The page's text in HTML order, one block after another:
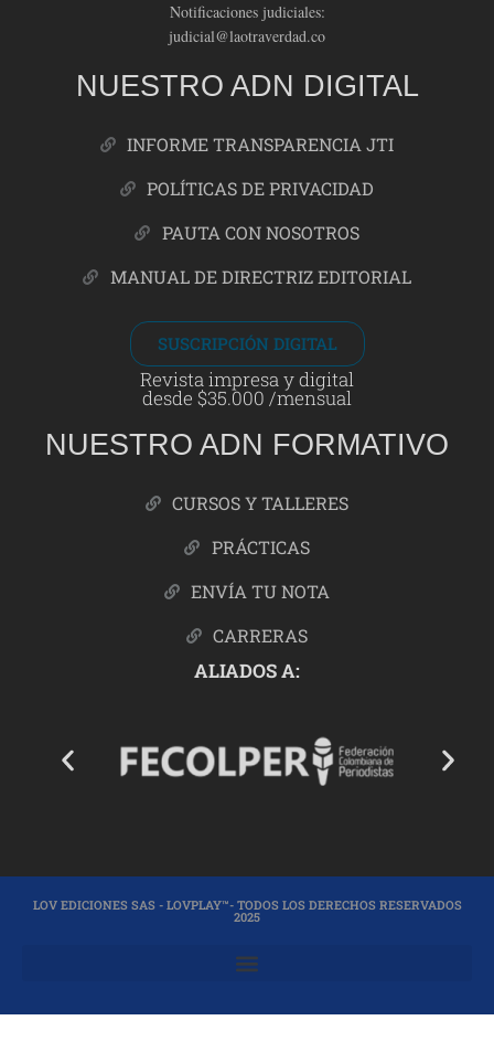
Notificaciones judiciales:
judicial@laotraverdad.co
NUESTRO ADN DIGITAL
INFORME TRANSPARENCIA JTI
POLÍTICAS DE PRIVACIDAD
PAUTA CON NOSOTROS
MANUAL DE DIRECTRIZ EDITORIAL
SUSCRIPCIÓN DIGITAL
Revista impresa y digital
desde $35.000 /mensual
NUESTRO ADN FORMATIVO
CURSOS Y TALLERES
PRÁCTICAS
ENVÍA TU NOTA
CARRERAS
ALIADOS A:
LOV EDICIONES SAS - LOVPLAY™- TODOS LOS DERECHOS RESERVADOS
2025